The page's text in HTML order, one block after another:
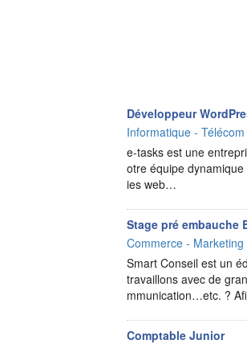
Développeur
Informatique -
e-tasks est une
otre équipe
ies web…
Stage pré embauche
Commerce - Marketing
Smart Conseil est un
travaillons avec de
mmunication…etc. ?
Comptable Junior